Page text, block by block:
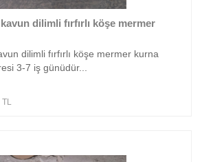
dilimli fırfırlı köşe mermer
dilimli fırfırlı köşe mermer kurna
3-7 iş günüdür...
TL